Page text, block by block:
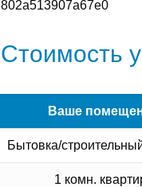
Стоимость
Ваше
Бытовка/
1 комн.